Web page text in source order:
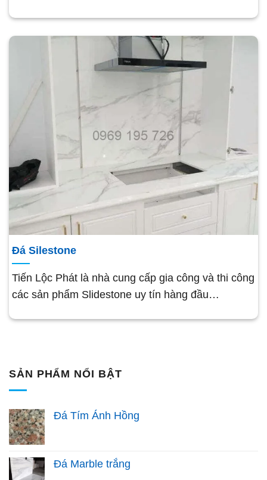
Đá Silestone
Tiến Lộc Phát là nhà cung cấp gia công và thi công
các sản phẩm Slidestone uy tín hàng đầu…
SẢN PHẨM NỔI BẬT
Đá Tím Ánh Hồng
Đá Marble trắng